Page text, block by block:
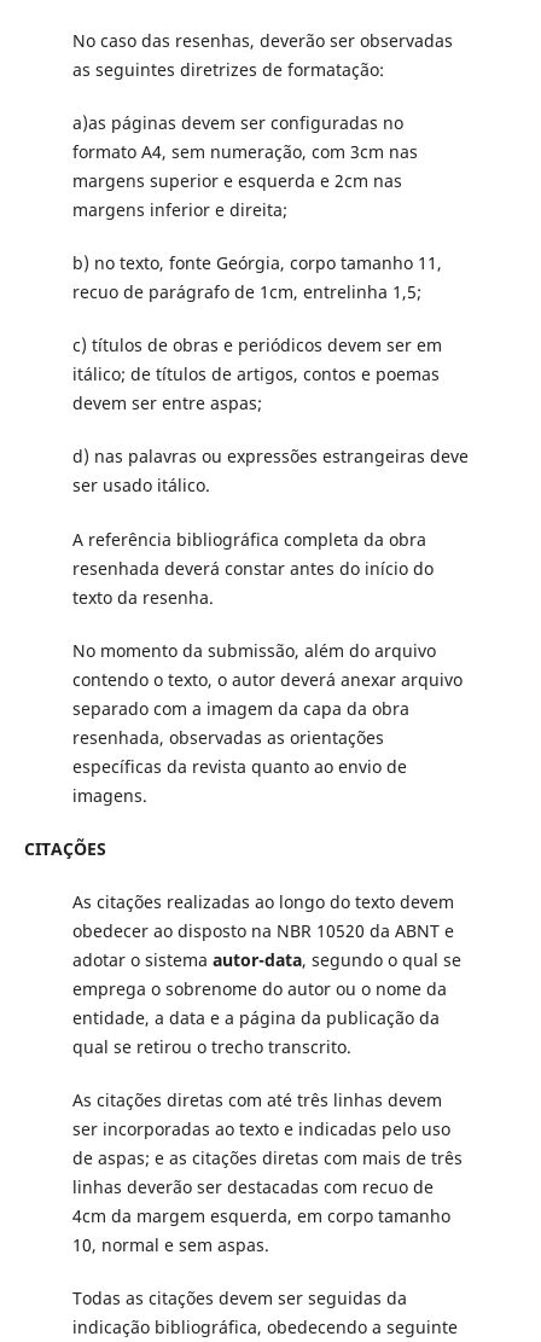
No caso das resenhas, deverão ser observadas
as seguintes diretrizes de formatação:
a)as páginas devem ser configuradas no
formato A4, sem numeração, com 3cm nas
margens superior e esquerda e 2cm nas
margens inferior e direita;
b) no texto, fonte Geórgia, corpo tamanho 11,
recuo de parágrafo de 1cm, entrelinha 1,5;
c) títulos de obras e periódicos devem ser em
itálico; de títulos de artigos, contos e poemas
devem ser entre aspas;
d) nas palavras ou expressões estrangeiras deve
ser usado itálico.
A referência bibliográfica completa da obra
resenhada deverá constar antes do início do
texto da resenha.
No momento da submissão, além do arquivo
contendo o texto, o autor deverá anexar arquivo
separado com a imagem da capa da obra
resenhada, observadas as orientações
específicas da revista quanto ao envio de
imagens.
CITAÇÕES
As citações realizadas ao longo do texto devem
obedecer ao disposto na NBR 10520 da ABNT e
adotar o sistema autor-data, segundo o qual se
emprega o sobrenome do autor ou o nome da
entidade, a data e a página da publicação da
qual se retirou o trecho transcrito.
As citações diretas com até três linhas devem
ser incorporadas ao texto e indicadas pelo uso
de aspas; e as citações diretas com mais de três
linhas deverão ser destacadas com recuo de
4cm da margem esquerda, em corpo tamanho
10, normal e sem aspas.
Todas as citações devem ser seguidas da
indicação bibliográfica, obedecendo a seguinte